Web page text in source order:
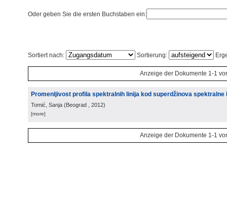
Oder geben Sie die ersten Buchstaben ein:
Sortiert nach: Sortierung:
Anzeige der Dokumente 1-1
Promenljivost profila spektralnih linija kod superdžinova spektralne
Tomić, Sanja (Beograd , 2012)
[more]
Anzeige der Dokumente 1-1